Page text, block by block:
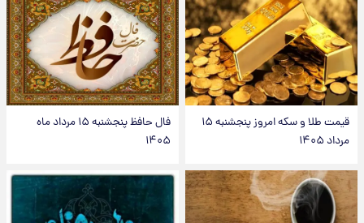
قیمت طلا و سکه امروز پنجشنبه ۱۵
مرداد ۱۴۰۵
فال حافظ پنجشنبه ۱۵ مرداد ماه
۱۴۰۵